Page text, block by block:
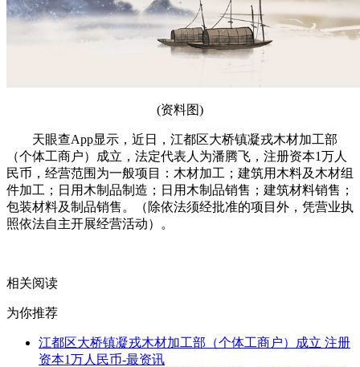
(资料图)
天眼查App显示，近日，江都区大桥镇凝戎木材加工部
（个体工商户）成立，法定代表人为潘腾飞，注册资本1万人
民币，经营范围为一般项目：木材加工；建筑用木料及木材组
件加工；日用木制品制造；日用木制品销售；建筑材料销售；
包装材料及制品销售。（除依法须经批准的项目外，凭营业执
照依法自主开展经营活动）。
相关阅读
为你推荐
江都区大桥镇凝戎木材加工部（个体工商户）成立 注册
资本1万人民币-最资讯